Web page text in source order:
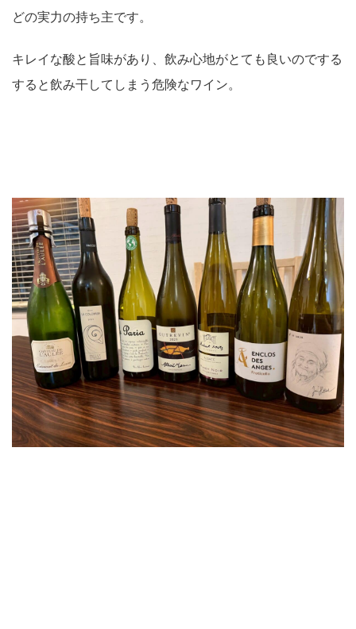
どの実力の持ち主です。
キレイな酸と旨味があり、飲み心地がとても良いのでする
すると飲み干してしまう危険なワイン。